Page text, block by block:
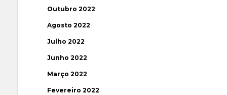
Outubro 2022
Agosto 2022
Julho 2022
Junho 2022
Março 2022
Fevereiro 2022